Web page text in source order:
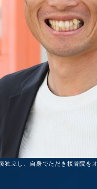
独立し、自身でただき接骨院